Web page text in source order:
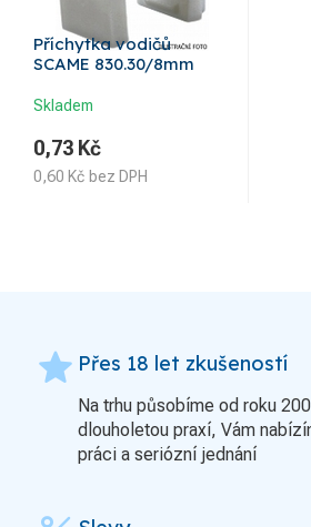
Příchytka vodičů
SCAME 830.30/8mm
Skladem
0,73 Kč
0,60 Kč bez DPH
grade Přes 18 let zkušeností
Na trhu působíme od roku
dlouholetou praxí, Vám
práci a seriózní jednání